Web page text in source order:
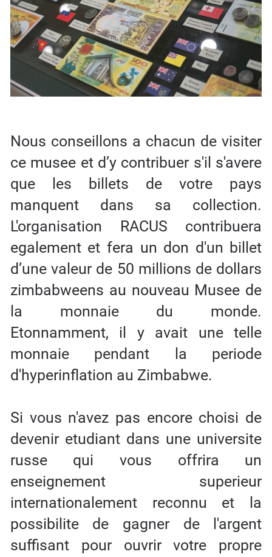
Nous conseillons a chacun de visiter
ce musee et d’y contribuer s'il s'avere
que les billets de votre pays
manquent dans sa collection.
L'organisation RACUS contribuera
egalement et fera un don d'un billet
d’une valeur de 50 millions de dollars
zimbabweens au nouveau Musee de
la monnaie du monde.
Etonnamment, il y avait une telle
monnaie pendant la periode
d'hyperinflation au Zimbabwe.
Si vous n'avez pas encore choisi de
devenir etudiant dans une universite
russe qui vous offrira un
enseignement superieur
internationalement reconnu et la
possibilite de gagner de l'argent
suffisant pour ouvrir votre propre